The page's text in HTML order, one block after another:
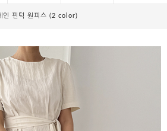
인 핀턱 원피스 (2 color)